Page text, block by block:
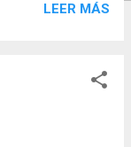
en la marea alta
Fuente de
Su famoso
LEER MÁS